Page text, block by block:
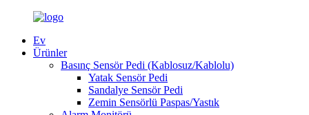
Ev
Ürünler
Basınç Sensör Pedi (Kablosuz/Kablolu)
Yatak Sensör Pedi
Sandalye Sensör Pedi
Zemin Sensörlü Paspas/Yastık